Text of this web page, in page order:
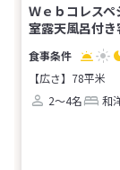
Ｗｅｂコレス
室露天風呂付
【広さ】78平米
2～4名
和